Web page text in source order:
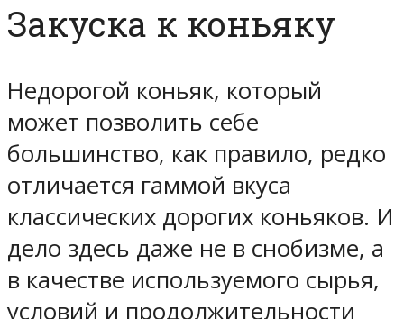
Закуска к коньяку
Недорогой коньяк, который
может позволить себе
большинство, как правило, редко
отличается гаммой вкуса
классических дорогих коньяков. И
дело здесь даже не в снобизме, а
в качестве используемого сырья,
условий и продолжительности